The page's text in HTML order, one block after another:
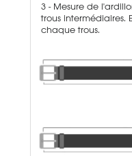
3 - Mesure de
trous intermédiaires.
chaque trous.